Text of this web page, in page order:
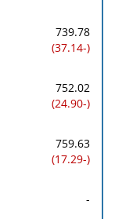
739.78
(-37.14)
752.02
(-24.90)
759.63
(-17.29)
-